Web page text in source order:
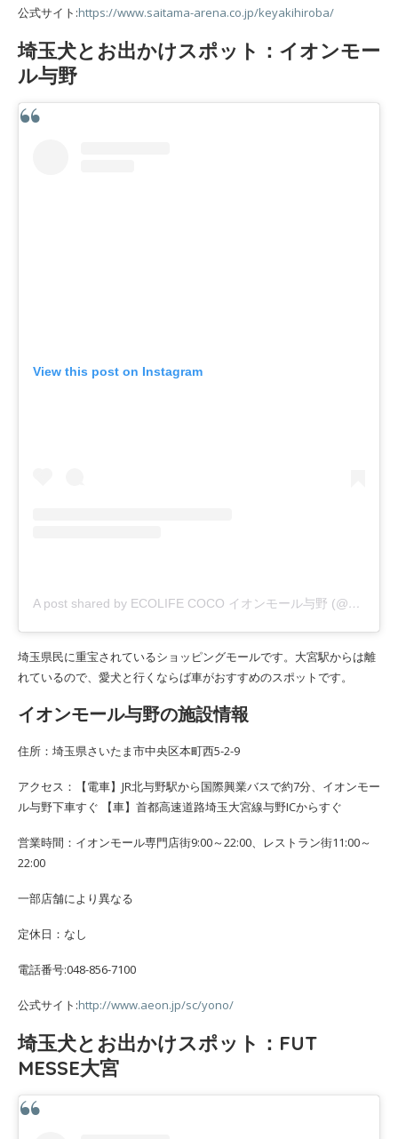
公式サイト:https://www.saitama-arena.co.jp/keyakihiroba/
埼玉犬とお出かけスポット：イオンモー
ル与野
View this post on Instagram
A post shared by ECOLIFE COCO イオンモール与野 (@ecolifecoco)
埼玉県民に重宝されているショッピングモールです。大宮駅からは離
れているので、愛犬と行くならば車がおすすめのスポットです。
イオンモール与野の施設情報
住所：埼玉県さいたま市中央区本町西5-2-9
アクセス：【電車】JR北与野駅から国際興業バスで約7分、イオンモー
ル与野下車すぐ 【車】首都高速道路埼玉大宮線与野ICからすぐ
営業時間：イオンモール専門店街9:00～22:00、レストラン街11:00～
22:00
一部店舗により異なる
定休日：なし
電話番号:048-856-7100
公式サイト:http://www.aeon.jp/sc/yono/
埼玉犬とお出かけスポット：FUT
MESSE大宮